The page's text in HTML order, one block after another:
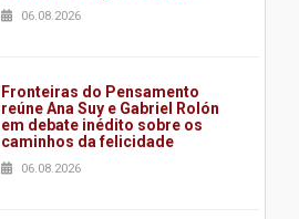
06.08.2026
Fronteiras do Pensamento
reúne Ana Suy e Gabriel Rolón
em debate inédito sobre os
caminhos da felicidade
06.08.2026